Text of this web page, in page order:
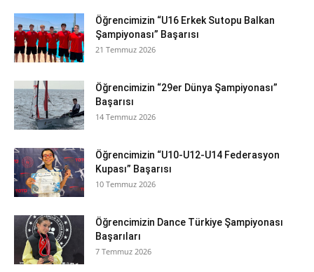
Öğrencimizin “U16 Erkek Sutopu Balkan
Şampiyonası” Başarısı
21 Temmuz 2026
Öğrencimizin “29er Dünya Şampiyonası”
Başarısı
14 Temmuz 2026
Öğrencimizin “U10-U12-U14 Federasyon
Kupası” Başarısı
10 Temmuz 2026
Öğrencimizin Dance Türkiye Şampiyonası
Başarıları
7 Temmuz 2026